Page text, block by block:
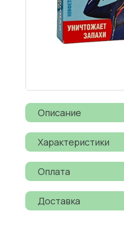
Описание
Характеристики
Оплата
Доставка